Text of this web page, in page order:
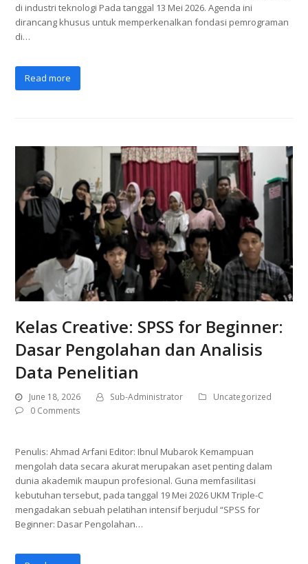
di industri teknologi Pada tanggal 13 Mei 2026. Agenda ini
dirancang khusus untuk memperkenalkan fondasi pemrograman
di…
Read more
Kelas Creative: SPSS for Beginner:
Dasar Pengolahan dan Analisis
Data Penelitian
June 18, 2026 Sub-Administrator
Uncategorized
0 Comments
Penulis: Ahmad Arfani Editor: Ibnul Mubarok Kemampuan
mengolah data secara akurat merupakan aset penting dalam
dunia akademik maupun profesional. Guna memfasilitasi
kebutuhan tersebut, pada tanggal 19 Mei 2026 UKM Triple-C
mengadakan sebuah pelatihan intensif berjudul “SPSS for
Beginner: Dasar Pengolahan…